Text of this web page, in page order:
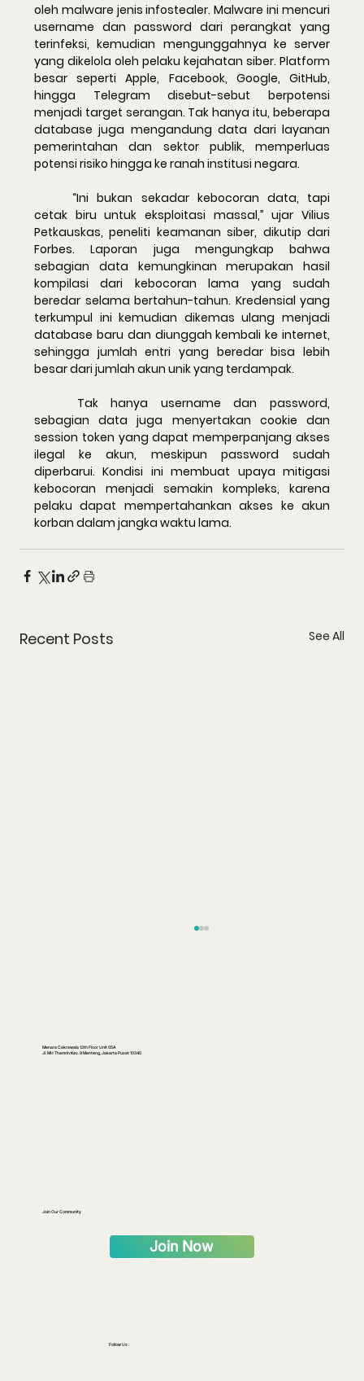
oleh malware jenis infostealer. Malware ini mencuri
username dan password dari perangkat yang
terinfeksi, kemudian mengunggahnya ke server
yang dikelola oleh pelaku kejahatan siber. Platform
besar seperti Apple, Facebook, Google, GitHub,
hingga Telegram disebut-sebut berpotensi
menjadi target serangan. Tak hanya itu, beberapa
database juga mengandung data dari layanan
pemerintahan dan sektor publik, memperluas
potensi risiko hingga ke ranah institusi negara.
cetak biru untuk eksploitasi massal,” ujar Vilius
Petkauskas, peneliti keamanan siber, dikutip dari
Forbes. Laporan juga mengungkap bahwa
sebagian data kemungkinan merupakan hasil
kompilasi dari kebocoran lama yang sudah
beredar selama bertahun-tahun. Kredensial yang
terkumpul ini kemudian dikemas ulang menjadi
database baru dan diunggah kembali ke internet,
sehingga jumlah entri yang beredar bisa lebih
besar dari jumlah akun unik yang terdampak.
sebagian data juga menyertakan cookie dan
session token yang dapat memperpanjang akses
ilegal ke akun, meskipun password sudah
diperbarui. Kondisi ini membuat upaya mitigasi
kebocoran menjadi semakin kompleks, karena
pelaku dapat mempertahankan akses ke akun
korban dalam jangka waktu lama.
Recent Posts See All
Menara Cakrawala 12th Floor Unit 05A
Jl. MH Thamrin Kav. 9 Menteng, Jakarta Pusat 10340
Join Our Community
Join Now
Follow Us :